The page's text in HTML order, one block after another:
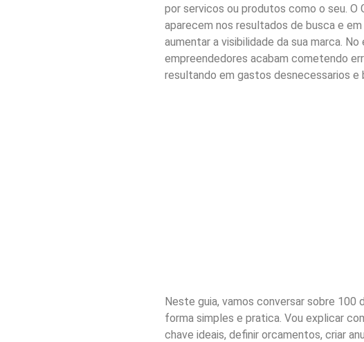
por servicos ou produtos como o seu. O
aparecem nos resultados de busca e
aumentar a visibilidade da sua marca.
empreendedores acabam cometendo
resultando em gastos desnecessarios e
Neste guia, vamos conversar sobre 100
forma simples e pratica. Vou explicar
chave ideais, definir orcamentos, criar